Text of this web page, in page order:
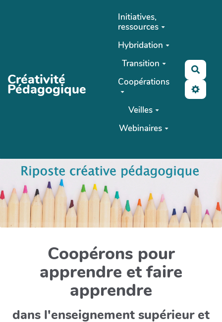
Créativité
Pédagogique
Initiatives,
ressources
Hybridation
Transition
Coopérations
Veilles
Webinaires
Coopérons pour
apprendre et faire
apprendre
dans l'enseignement supérieur et